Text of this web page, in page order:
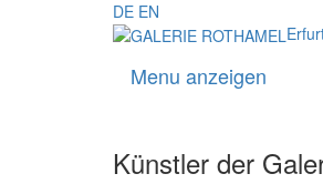
DE EN
Menu anzeigen
Künstler der